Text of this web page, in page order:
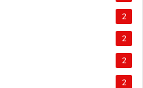
2
2
2
2